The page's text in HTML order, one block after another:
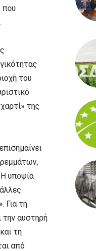
που
του
της
Η υποψία
Για τη
την αυστηρή
τη
από